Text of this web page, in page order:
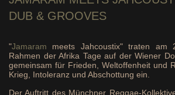
DUB & GROOVES
"Jamaram meets Jahcoustix" traten am
Rahmen der Afrika Tage auf der Wiener
gemeinsam für Frieden, Weltoffenheit und
Krieg, Intoleranz und Abschottung ein.
Der Auftritt des Münchner Reggae-